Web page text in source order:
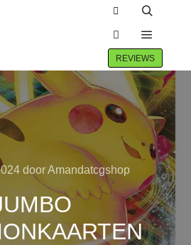
Winkel zijbalk
Zoeken
Meer info
REVIEWS
doorAmandatcgshop